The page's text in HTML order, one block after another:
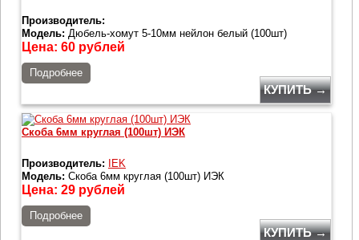
Производитель:
Модель: Дюбель-хомут 5-10мм нейлон белый (100шт)
Цена: 60 рублей
Подробнее
КУПИТЬ →
Скоба 6мм круглая (100шт) ИЭК
Производитель:
IEK
Модель: Скоба 6мм круглая (100шт) ИЭК
Цена: 29 рублей
Подробнее
КУПИТЬ →